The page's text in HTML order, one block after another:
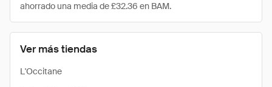
Ver más tiendas
L'Occitane
ahorrado una media de £32.36 en BAM.